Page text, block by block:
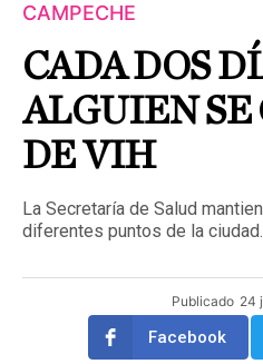
CAMPECHE
CADA DOS
ALGUIEN
DE VIH
La Secretaría de Salud
diferentes puntos de la ciudad.
Publicado 24
Facebook